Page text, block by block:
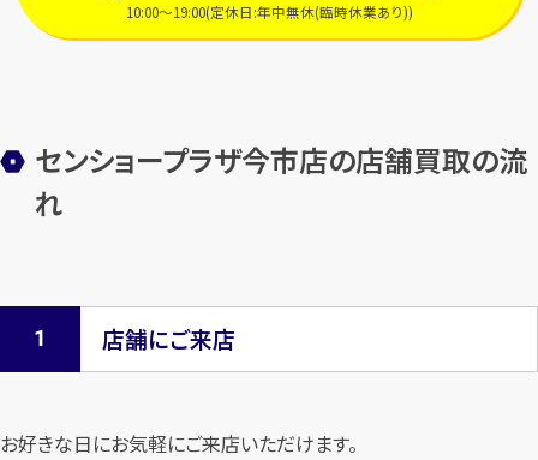
10:00～19:00(定休日:年中無休(臨時休業あり))
センショープラザ今市店の店舗買取の流
れ
店舗にご来店
お好きな日にお気軽にご来店いただけます。